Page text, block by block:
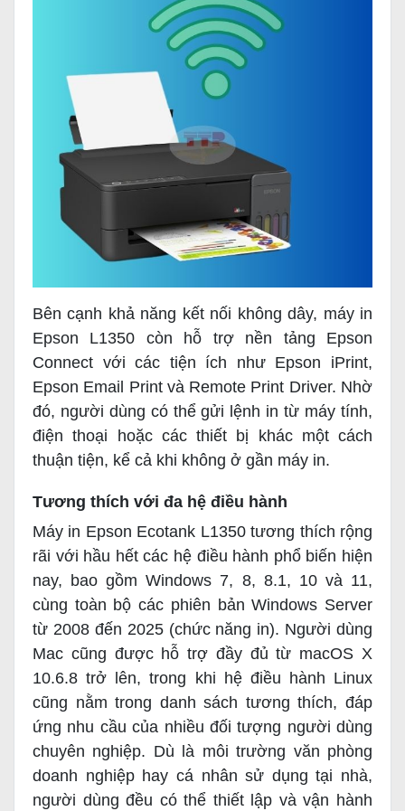
Bên cạnh khả năng kết nối không dây, máy in
Epson L1350 còn hỗ trợ nền tảng Epson
Connect với các tiện ích như Epson iPrint,
Epson Email Print và Remote Print Driver. Nhờ
đó, người dùng có thể gửi lệnh in từ máy tính,
điện thoại hoặc các thiết bị khác một cách
thuận tiện, kể cả khi không ở gần máy in.
Tương thích với đa hệ điều hành
Máy in Epson Ecotank L1350 tương thích rộng
rãi với hầu hết các hệ điều hành phổ biến hiện
nay, bao gồm Windows 7, 8, 8.1, 10 và 11,
cùng toàn bộ các phiên bản Windows Server
từ 2008 đến 2025 (chức năng in). Người dùng
Mac cũng được hỗ trợ đầy đủ từ macOS X
10.6.8 trở lên, trong khi hệ điều hành Linux
cũng nằm trong danh sách tương thích, đáp
ứng nhu cầu của nhiều đối tượng người dùng
chuyên nghiệp. Dù là môi trường văn phòng
doanh nghiệp hay cá nhân sử dụng tại nhà,
người dùng đều có thể thiết lập và vận hành